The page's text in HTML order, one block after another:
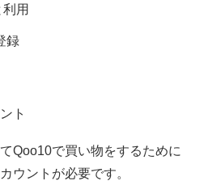
用
録
ト
Qoo10で買い物をするために
ウントが必要です。